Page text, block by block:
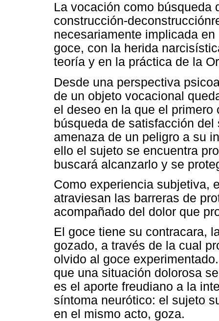
La vocación como búsqueda
construcción-
necesariamente implicada
goce, con la herida
teoría y en la práctica de la
Desde una perspectiva
de un objeto vocacional
el deseo en la que el
búsqueda de satisfacción
amenaza de un peligro a su
ello el sujeto se encuentra
buscará alcanzarlo y se
Como experiencia subjetiva,
atraviesan las barreras de
acompañado del dolor que
El goce tiene su contracara,
gozado, a través de la cual
olvido al goce
que una situación dolorosa
es el aporte freudiano a la
síntoma neurótico: el sujeto
en el mismo acto, goza.